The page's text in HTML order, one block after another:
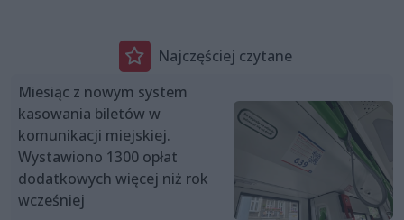
Najczęściej czytane
Miesiąc z nowym system
kasowania biletów w
komunikacji miejskiej.
Wystawiono 1300 opłat
dodatkowych więcej niż rok
wcześniej